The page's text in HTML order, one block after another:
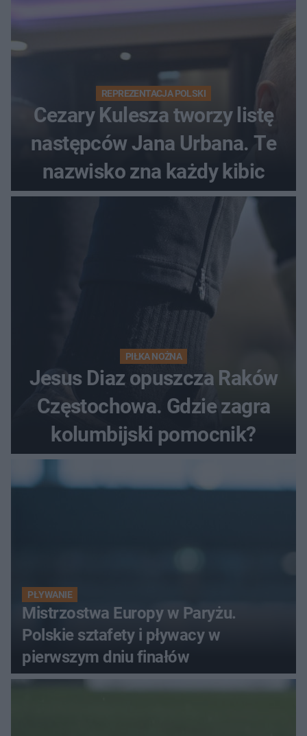
REPREZENTACJA POLSKI
Cezary Kulesza tworzy listę
następców Jana Urbana. Te
nazwisko zna każdy kibic
PIŁKA NOŻNA
Jesus Diaz opuszcza Raków
Częstochowa. Gdzie zagra
kolumbijski pomocnik?
PŁYWANIE
Mistrzostwa Europy w Paryżu.
Polskie sztafety i pływacy w
pierwszym dniu finałów